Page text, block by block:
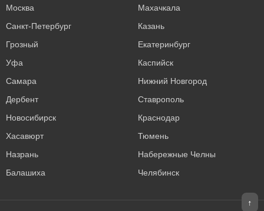
Москва
Махачкала
Санкт-Петербург
Казань
Грозный
Екатеринбург
Уфа
Каспийск
Самара
Нижний Новгород
Дербент
Ставрополь
Новосибирск
Краснодар
Хасавюрт
Тюмень
Назрань
Набережные Челны
Балашиха
Челябинск
↑